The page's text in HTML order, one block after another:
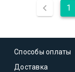
1
Способы оплаты
Доставка